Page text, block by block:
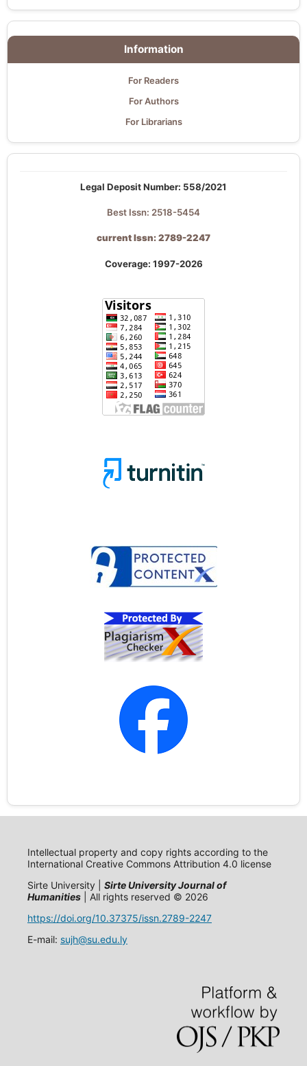
Information
For Readers
For Authors
For Librarians
Legal Deposit Number: 558/2021
Best Issn: 2518-5454
current Issn: 2789-2247
Coverage: 1997-2026
Intellectual property and copy rights according to the
International Creative Commons Attribution 4.0 license
Sirte University | Sirte University Journal of
Humanities| All rights reserved © 2026
https://doi.org/10.37375/issn.2789-2247
E-mail: sujh@su.edu.ly